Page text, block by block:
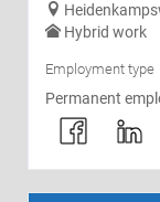
Hybrid work
Employment type
Permanent